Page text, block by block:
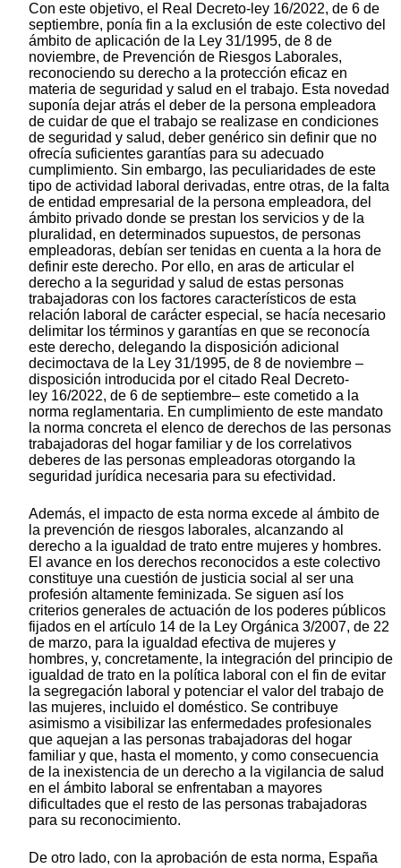
Con este objetivo, el Real Decreto-ley 16/2022, de 6 de
septiembre, ponía fin a la exclusión de este colectivo del
ámbito de aplicación de la Ley 31/1995, de 8 de
noviembre, de Prevención de Riesgos Laborales,
reconociendo su derecho a la protección eficaz en
materia de seguridad y salud en el trabajo. Esta novedad
suponía dejar atrás el deber de la persona empleadora
de cuidar de que el trabajo se realizase en condiciones
de seguridad y salud, deber genérico sin definir que no
ofrecía suficientes garantías para su adecuado
cumplimiento. Sin embargo, las peculiaridades de este
tipo de actividad laboral derivadas, entre otras, de la falta
de entidad empresarial de la persona empleadora, del
ámbito privado donde se prestan los servicios y de la
pluralidad, en determinados supuestos, de personas
empleadoras, debían ser tenidas en cuenta a la hora de
definir este derecho. Por ello, en aras de articular el
derecho a la seguridad y salud de estas personas
trabajadoras con los factores característicos de esta
relación laboral de carácter especial, se hacía necesario
delimitar los términos y garantías en que se reconocía
este derecho, delegando la disposición adicional
decimoctava de la Ley 31/1995, de 8 de noviembre –
disposición introducida por el citado Real Decreto-
ley 16/2022, de 6 de septiembre– este cometido a la
norma reglamentaria. En cumplimiento de este mandato
la norma concreta el elenco de derechos de las personas
trabajadoras del hogar familiar y de los correlativos
deberes de las personas empleadoras otorgando la
seguridad jurídica necesaria para su efectividad.
Además, el impacto de esta norma excede al ámbito de
la prevención de riesgos laborales, alcanzando al
derecho a la igualdad de trato entre mujeres y hombres.
El avance en los derechos reconocidos a este colectivo
constituye una cuestión de justicia social al ser una
profesión altamente feminizada. Se siguen así los
criterios generales de actuación de los poderes públicos
fijados en el artículo 14 de la Ley Orgánica 3/2007, de 22
de marzo, para la igualdad efectiva de mujeres y
hombres, y, concretamente, la integración del principio de
igualdad de trato en la política laboral con el fin de evitar
la segregación laboral y potenciar el valor del trabajo de
las mujeres, incluido el doméstico. Se contribuye
asimismo a visibilizar las enfermedades profesionales
que aquejan a las personas trabajadoras del hogar
familiar y que, hasta el momento, y como consecuencia
de la inexistencia de un derecho a la vigilancia de salud
en el ámbito laboral se enfrentaban a mayores
dificultades que el resto de las personas trabajadoras
para su reconocimiento.
De otro lado, con la aprobación de esta norma, España